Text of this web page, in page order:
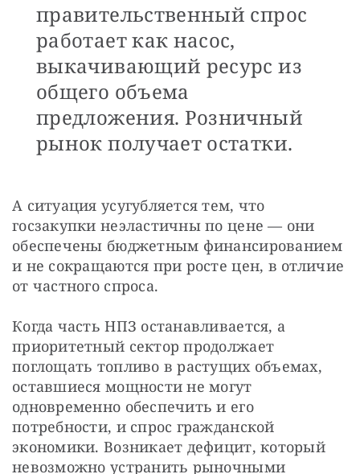
правительственный спрос
работает как насос,
выкачивающий ресурс из
общего объема
предложения. Розничный
рынок получает остатки.
А ситуация усугубляется тем, что
госзакупки неэластичны по цене — они
обеспечены бюджетным финансированием
и не сокращаются при росте цен, в отличие
от частного спроса.
Когда часть НПЗ останавливается, а
приоритетный сектор продолжает
поглощать топливо в растущих объемах,
оставшиеся мощности не могут
одновременно обеспечить и его
потребности, и спрос гражданской
экономики. Возникает дефицит, который
невозможно устранить рыночными